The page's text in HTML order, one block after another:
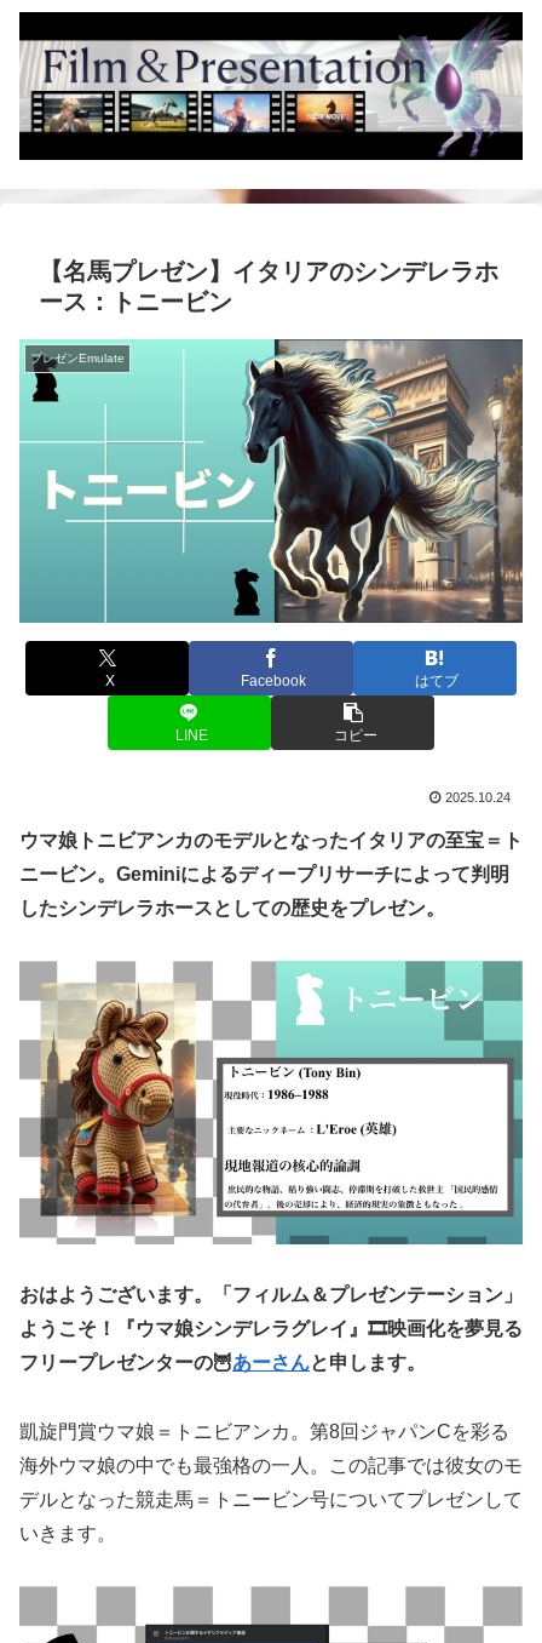
【名馬プレゼン】イタリアのシンデレラホ
ース：トニービン
プレゼンEmulate
X Facebook はてブ
LINE コピー
2025.10.24
ウマ娘トニビアンカのモデルとなったイタリアの至宝＝ト
ニービン。 Geminiによるディープリサーチによって判明
したシンデレラホースとしての歴史をプレゼン。
おはようございます。「フィルム＆プレゼンテーション」
ようこそ！
『ウマ娘シンデレラグレイ』 🎞️映画化を夢見る
フリープレゼンターの🦉あーさんと申します。
凱旋門賞ウマ娘＝トニビアンカ。第8回ジャパンCを彩る
海外ウマ娘の中でも最強格の一人。この記事では彼女のモ
デルとなった競走馬＝トニービン号についてプレゼンして
いきます。